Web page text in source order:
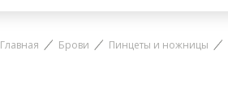
Главная Брови Пинцеты и ножницы